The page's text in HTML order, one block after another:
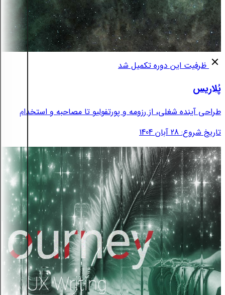
ظرفیت این دوره تکمیل شد
پُلاریس
طراحی آینده شغلی، از رزومه و پورتفولیو تا مصاحبه و استخدام
تاریخ شروع: 28 آبان 1404